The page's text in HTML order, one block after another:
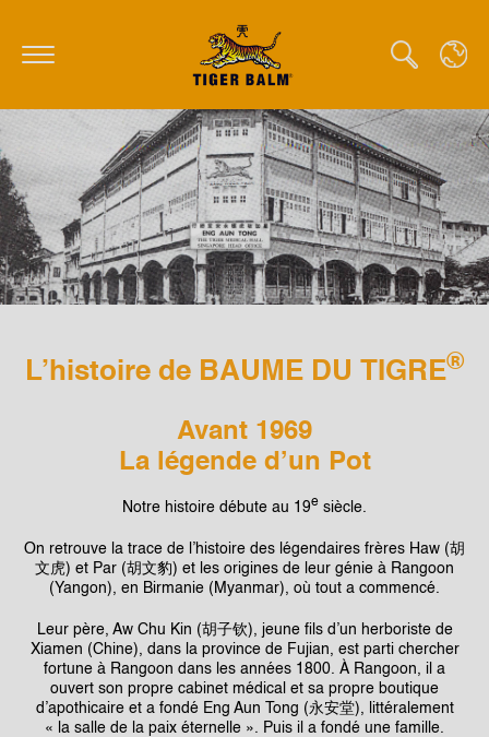
GLOBAL
CANADA
FRANCE
GERMANY
JAPAN
NETHERLANDS
SINGAPORE
TAIWAN
THAILAND
UNITED KINGDOM
UNITED STATES
L’histoire de BAUME DU TIGRE®
Avant 1969
La légende d’un Pot
Notre histoire débute au 19e siècle.
On retrouve la trace de l’histoire des légendaires frères Haw (胡
文虎) et Par (胡文豹) et les origines de leur génie à Rangoon
(Yangon), en Birmanie (Myanmar), où tout a commencé.
Leur père, Aw Chu Kin (胡子钦), jeune fils d’un herboriste de
Xiamen (Chine), dans la province de Fujian, est parti chercher
fortune à Rangoon dans les années 1800. À Rangoon, il a
ouvert son propre cabinet médical et sa propre boutique
d’apothicaire et a fondé Eng Aun Tong (永安堂), littéralement
« la salle de la paix éternelle ». Puis il a fondé une famille.